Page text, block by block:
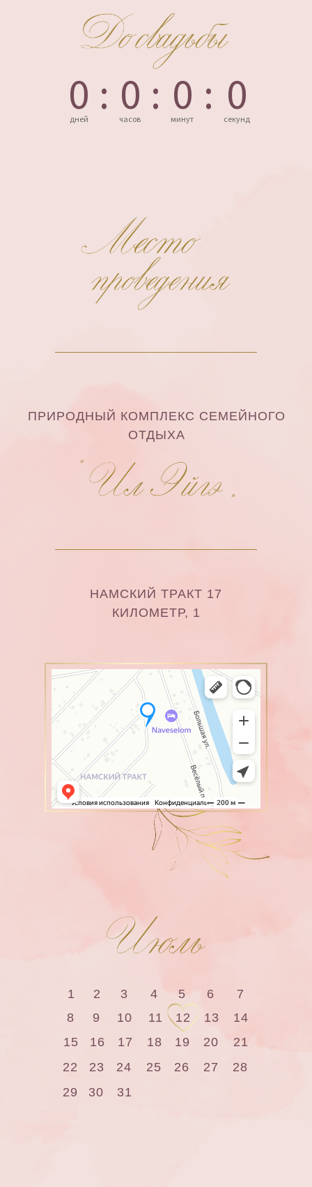
0
дней : 0
часов : 0
минут : 0
секунд
ПРИРОДНЫЙ КОМПЛЕКС СЕМЕЙНОГО
ОТДЫХА
НАМСКИЙ ТРАКТ 17
КИЛОМЕТР, 1
1 2 3 4 5 6
7
8
9 10 11 12 13
14
15
16 17 18 19 20
21
22
23 24 25 26 27
28
29
30 31